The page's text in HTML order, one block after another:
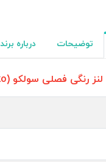
توضیحات درباره برند
لنز رنگی فصلی سولکو (Soleko)